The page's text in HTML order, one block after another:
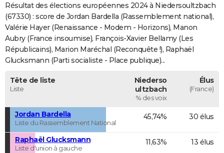
S'inscrire
Se connecter
Lycées
Collèges
Primaires
Universités
Entreprises
Service militaire
Avis de recherche
AVIS DE DÉCÈS
FORUM
Bricolage
Lifestyle
Culture
SportAuto
Television
Voyage
Cinema
Résultat des élections européennes 2024 à Niedersoultzbach
(67330) : score de Jordan Bardella (Rassemblement national),
Valérie Hayer (Renaissance - Modem - Horizons), Manon
Aubry (France insoumise), François-Xavier Bellamy (Les
Républicains), Marion Maréchal (Reconquête !), Raphaël
Glucksmann (Parti socialiste - Place publique)...
Tête de liste
Liste
Niederso
ultzbach
% des voix
Élus
(France)
Jordan Bardella
Liste du Rassemblement National
45,74% 30 élus
Raphaël Glucksmann
Liste d'union à gauche
11,63% 13 élus